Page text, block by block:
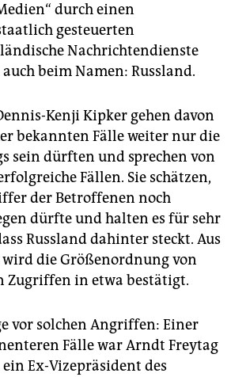
durch einen
gesteuerten
Nachrichtendienste
beim Namen: Russland.
Kenji Kipker gehen davon
bekannten Fälle weiter nur die
sein dürften und sprechen von
Fällen. Sie schätzen,
der Betroffenen noch
dürfte und halten es für sehr
Russland dahinter steckt. Aus
die Größenordnung von
Zugriffen in etwa bestätigt.
vor solchen Angriffen: Einer
Fälle war Arndt Freytag
Ex-Vizepräsident des